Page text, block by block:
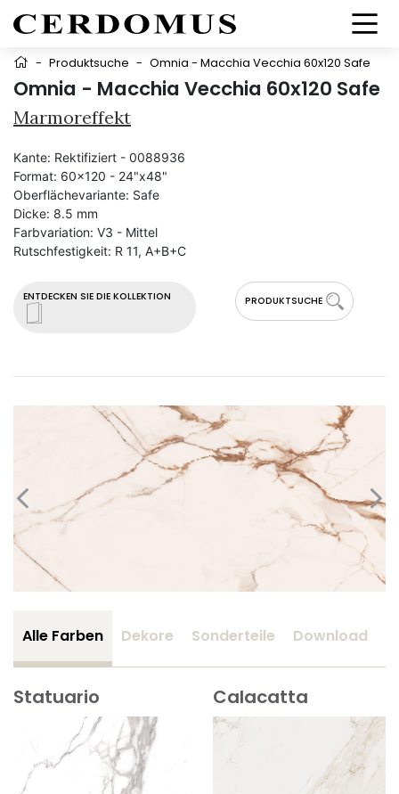
- Produktsuche - Omnia - Macchia Vecchia 60x120 Safe
Omnia - Macchia Vecchia 60x120 Safe
Marmoreffekt
ENTDECKEN SIE DIE KOLLEKTION PRODUKTSUCHE
Kante: Rektifiziert - 0088936
Format: 60x120 - 24"x48"
Oberflächevariante: Safe
Dicke: 8.5 mm
Farbvariation: V3 - Mittel
Rutschfestigkeit: R 11, A+B+C
Alle Farben Dekore Sonderteile Download
Statuario Calacatta